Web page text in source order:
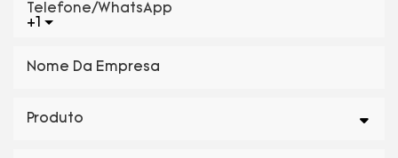
+1
Telefone/WhatsApp
Nome Da Empresa
Produto